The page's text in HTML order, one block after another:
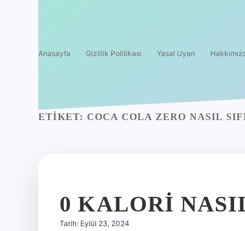
Anasayfa Gizlilik Politikası Yasal Uyarı
ETIKET: COCA COLA ZERO NASIL
0 KALORI
Tarih: Eylül 23, 2024